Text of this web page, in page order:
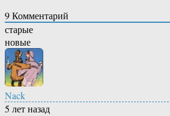
9Комментарий
старые
новые
Nack
5 лет назад